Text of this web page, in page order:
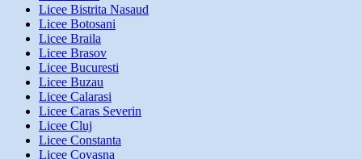
Licee Bistrita Nasaud
Licee Botosani
Licee Braila
Licee Brasov
Licee Bucuresti
Licee Buzau
Licee Calarasi
Licee Caras Severin
Licee Cluj
Licee Constanta
Licee Covasna